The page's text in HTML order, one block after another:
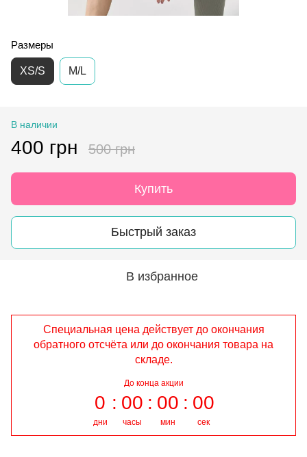
Размеры
XS/S M/L
В наличии
400 грн 500 грн
Купить
Быстрый заказ
В избранное
Специальная цена действует до окончания
обратного отсчёта или до окончания товара на
складе.
До конца акции
0
дни
00
часы
00
мин
00
сек